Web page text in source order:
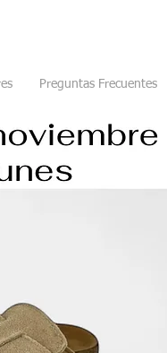
Preguntas Frecuentes
colección